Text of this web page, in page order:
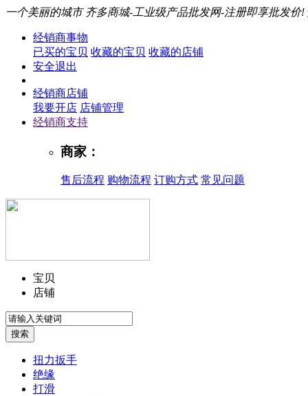
一个美丽的城市 齐多商城-工业级产品批发网-注册即享批发价!
经销商事物
已买的宝贝 收藏的宝贝 收藏的店铺
安全退出
经销商店铺
我要开店 店铺管理
经销商支持
商家：
售后流程 购物流程 订购方式 常见问题
宝贝
店铺
扭力扳手
绝缘
打滑